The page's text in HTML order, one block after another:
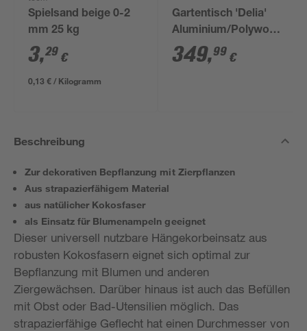
Spielsand beige 0-2
mm 25 kg
3,29 €
0,13 € / Kilogramm
Gartentisch 'Delia'
Aluminium/Polywood
94 x 74 x 210 cm
349,99 €
Beschreibung
Zur dekorativen Bepflanzung mit Zierpflanzen
Aus strapazierfähigem Material
aus natülicher Kokosfaser
als Einsatz für Blumenampeln geeignet
Dieser universell nutzbare Hängekorbeinsatz aus
robusten Kokosfasern eignet sich optimal zur
Bepflanzung mit Blumen und anderen
Ziergewächsen. Darüber hinaus ist auch das Befüllen
mit Obst oder Bad-Utensilien möglich. Das
strapazierfähige Geflecht hat einen Durchmesser von